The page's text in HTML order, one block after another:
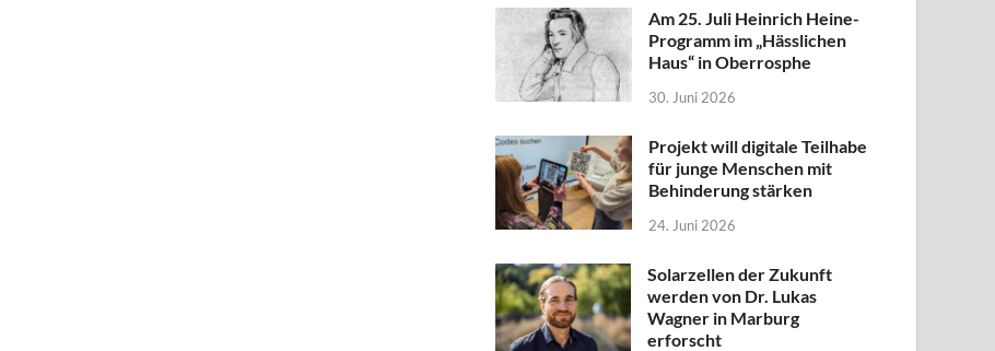
Am 25. Juli Heinrich Heine-
Programm im „Hässlichen
Haus“ in Oberrosphe
30. Juni 2026
Projekt will digitale Teilhabe
für junge Menschen mit
Behinderung stärken
24. Juni 2026
Solarzellen der Zukunft
werden von Dr. Lukas
Wagner in Marburg
erforscht